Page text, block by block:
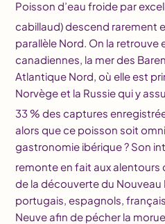
Poisson d’eau froide par
cabillaud) descend rarement
parallèle Nord. On la retrouve
canadiennes, la mer des
Atlantique Nord, où elle est
Norvège et la Russie qui y
33 % des captures
alors que ce poisson soit
gastronomie ibérique ? Son
remonte en fait aux alentours
de la découverte du Nouveau
portugais, espagnols,
Neuve afin de pécher la